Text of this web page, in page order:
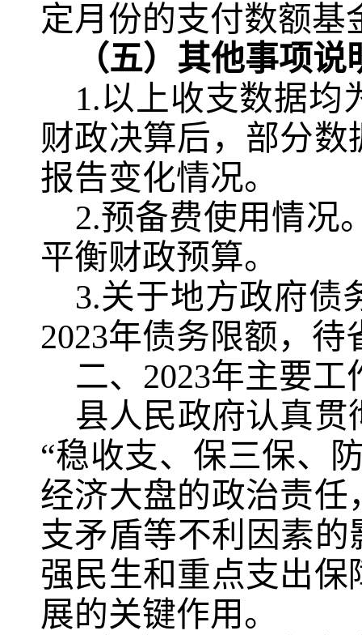
定月份的支付数额基
（五）其他事项说
1.以上收支数据均
财政决算后，部分
报告变化情况。
2.预备费使用情况
平衡财政预算。
3.关于地方政府债
2023年债务限额，待
二、 2023年主要工
县人民政府认真
“稳收支、保三保、
经济大盘的政治责
支矛盾等不利因素
强民生和重点支出
展的关键作用。